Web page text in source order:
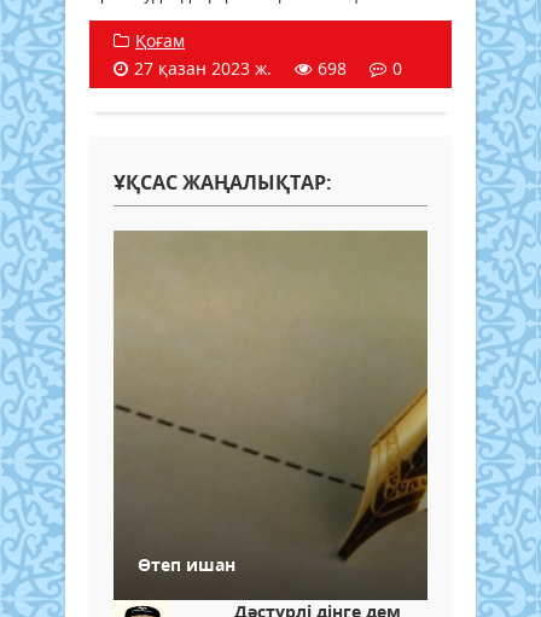
Қоғам
27 қазан 2023 ж.
698 0
ҰҚСАС ЖАҢАЛЫҚТАР:
Өтеп ишан
Дәстүрлі дінге дем